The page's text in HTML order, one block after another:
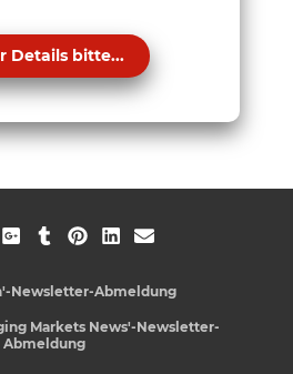
Details bitte...
Newsletter-Abmeldung
Markets News'-Newsletter-
Abmeldung